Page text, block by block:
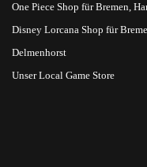
One Piece Shop für Bremen,
Disney Lorcana Shop für
Delmenhorst
Unser Local Game Store